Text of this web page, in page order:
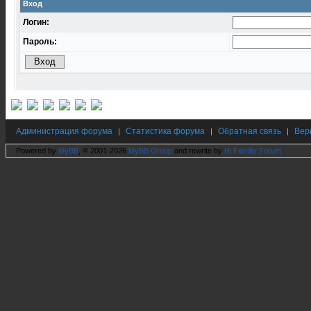
Вход
Логин:
Пароль:
Администрация форума | Статистика форума | Обратная связь |
Powered by MyBB , © 2001-2026 MyBB Group and rewrite by Hi Fidelity Forum